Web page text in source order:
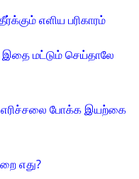
எளிய பரிகாரம்
இதை மட்டும் செய்தாலே
எரிச்சலை போக்க இயற்கை
எது?